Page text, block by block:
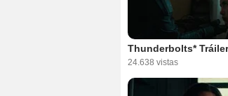
Thunderbolts* Tráiler
24.638 vistas